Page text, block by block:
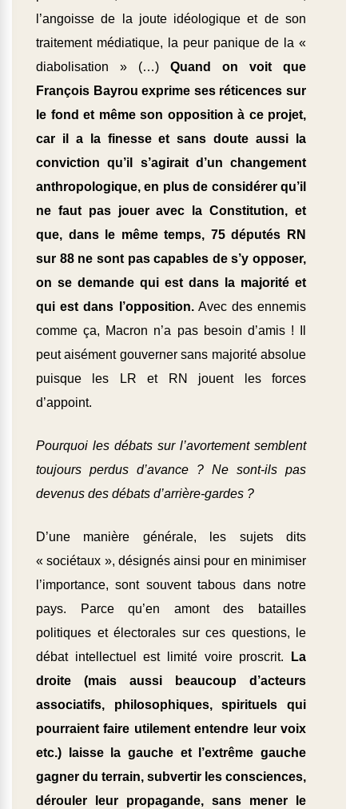
l’angoisse de la joute idéologique et de son
traitement médiatique, la peur panique de la «
diabolisation » (…) Quand on voit que
François Bayrou exprime ses réticences sur
le fond et même son opposition à ce projet,
car il a la finesse et sans doute aussi la
conviction qu’il s’agirait d’un changement
anthropologique, en plus de considérer qu’il
ne faut pas jouer avec la Constitution, et
que, dans le même temps, 75 députés RN
sur 88 ne sont pas capables de s’y opposer,
on se demande qui est dans la majorité et
qui est dans l’opposition.Avec des ennemis
comme ça, Macron n’a pas besoin d’amis ! Il
peut aisément gouverner sans majorité absolue
puisque les LR et RN jouent les forces
d’appoint.
Pourquoi les débats sur l’avortement semblent
toujours perdus d’avance ? Ne sont-ils pas
devenus des débats d’arrière-gardes ?
D’une manière générale, les sujets dits
« sociétaux », désignés ainsi pour en minimiser
l’importance, sont souvent tabous dans notre
pays. Parce qu’en amont des batailles
politiques et électorales sur ces questions, le
débat intellectuel est limité voire proscrit.
La
droite (mais aussi beaucoup d’acteurs
associatifs, philosophiques, spirituels qui
pourraient faire utilement entendre leur voix
etc.) laisse la gauche et l’extrême gauche
gagner du terrain, subvertir les consciences,
dérouler leur propagande, sans mener le